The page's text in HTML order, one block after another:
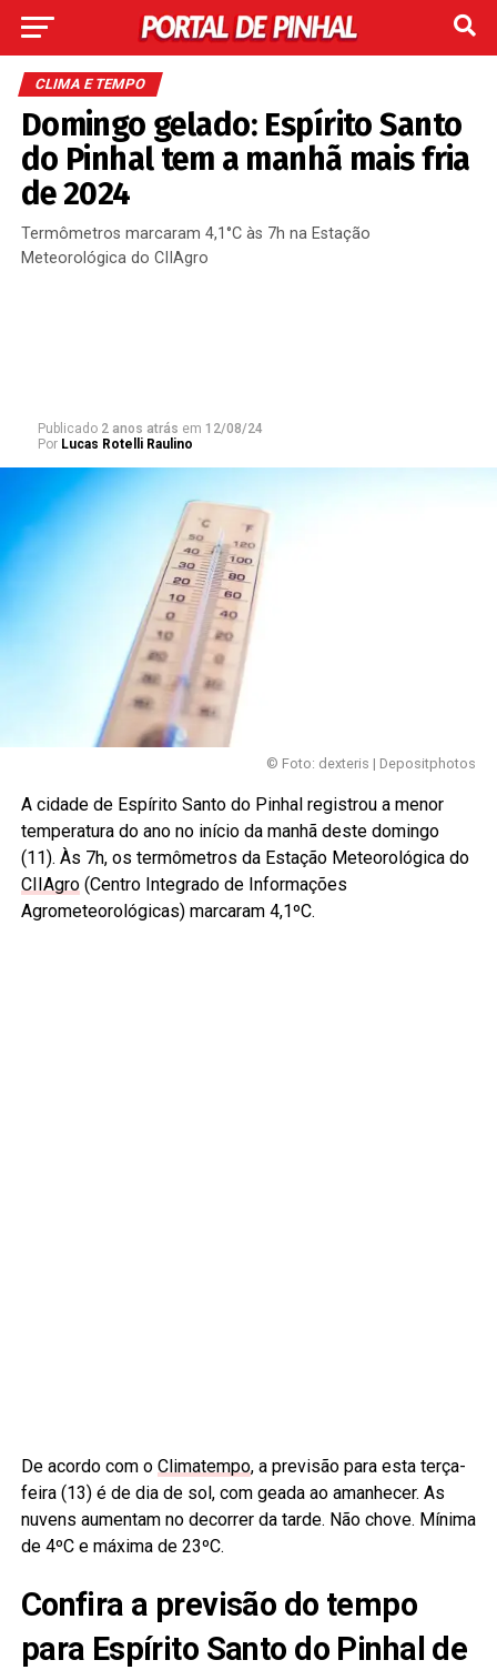
CLIMA E TEMPO
Domingo gelado: Espírito Santo
do Pinhal tem a manhã mais fria
de 2024
Termômetros marcaram 4,1°C às 7h na Estação
Meteorológica do CIIAgro
Publicado 2 anos atrás em 12/08/24
Por Lucas Rotelli Raulino
© Foto: dexteris | Depositphotos
A cidade de Espírito Santo do Pinhal registrou a menor
temperatura do ano no início da manhã deste domingo
(11). Às 7h, os termômetros da Estação Meteorológica do
CIIAgro(Centro Integrado de Informações
Agrometeorológicas) marcaram 4,1ºC.
De acordo com o Climatempo, a previsão para esta terça-
feira (13) é de dia de sol, com geada ao amanhecer. As
nuvens aumentam no decorrer da tarde. Não chove. Mínima
de 4ºC e máxima de 23ºC.
Confira a previsão do tempo
para Espírito Santo do Pinhal de